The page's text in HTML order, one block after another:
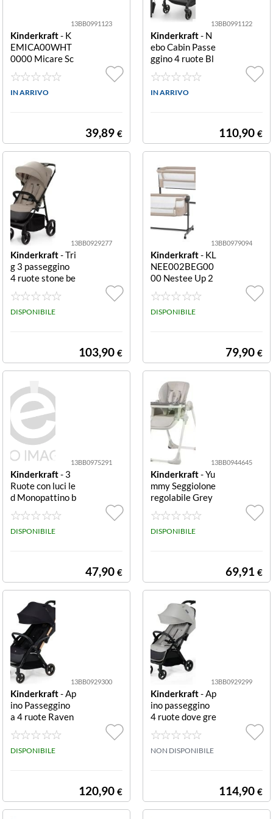
13BB0991123
Kinderkraft- K
EMICA00WHT
0000 Micare Sc
aldabiberon por
tatile Bianco po
rtatile
IN ARRIVO
39,89 €
13BB0991122
Kinderkraft- N
ebo Cabin Passe
ggino 4 ruote Bl
ack Passeggino
4 ruote Kinderk
raft KSNEBO00
IN ARRIVO
110,90 €
13BB0929277
Kinderkraft- Tri
g 3 passeggino
4 ruote stone be
ige Passeggino
4 ruote Kinderk
raft KSTRIG03
DISPONIBILE
103,90 €
13BB0979094
Kinderkraft- KL
NEE002BEG00
00 Nestee Up 2
Culla Beige Cull
a Kinderkraft K
LNEE002BEG0
DISPONIBILE
79,90 €
13BB0975291
Kinderkraft- 3
Ruote con luci le
d Monopattino b
imbi Kinderkraft
KRRAKE00BLK
0000 RACKET
CKET 3 Ruote c
on luci
DISPONIBILE
47,90 €
13BB0944645
Kinderkraft- Yu
mmy Seggiolone
regolabile Grey
regolabile
DISPONIBILE
69,91 €
13BB0929300
Kinderkraft- Ap
ino Passeggino
a 4 ruote Raven
Black Passeggin
o 4 ruote Kinder
kraft KSAPIN00
DISPONIBILE
120,90 €
13BB0929299
Kinderkraft- Ap
ino passeggino
4 ruote dove gre
y Passeggino 4 r
uote Kinderkraf
t KSAPIN00GR
NON DISPONIBILE
114,90 €